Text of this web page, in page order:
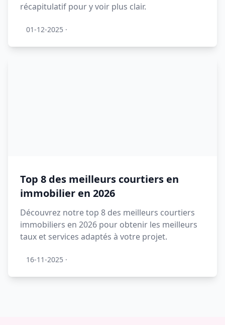
récapitulatif pour y voir plus clair.
01-12-2025 ·
Top 8 des meilleurs courtiers en
immobilier en 2026
Découvrez notre top 8 des meilleurs courtiers
immobiliers en 2026 pour obtenir les meilleurs
taux et services adaptés à votre projet.
16-11-2025 ·